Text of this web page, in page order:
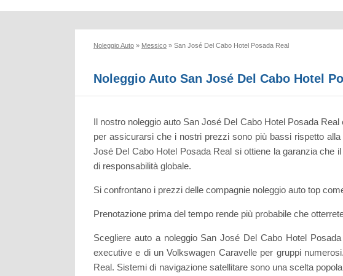
Noleggio Auto » Messico » San José Del Cabo Hotel Posada Real
Noleggio Auto San José Del Cabo Hotel
Il nostro noleggio auto San José Del Cabo Hotel Posada
per assicurarsi che i nostri prezzi sono più bassi rispetto
José Del Cabo Hotel Posada Real si ottiene la garanzia che
di responsabilità globale.
Si confrontano i prezzi delle compagnie noleggio auto top
Prenotazione prima del tempo rende più probabile che
Scegliere auto a noleggio San José Del Cabo Hotel
executive e di un Volkswagen Caravelle per gruppi
Real. Sistemi di navigazione satellitare sono una scelta